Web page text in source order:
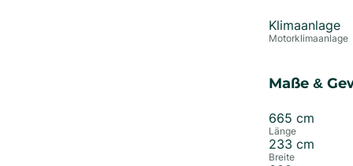
Klimaanlage
Motorklimaanlage
Maße &
665 cm
Länge
233 cm
Breite